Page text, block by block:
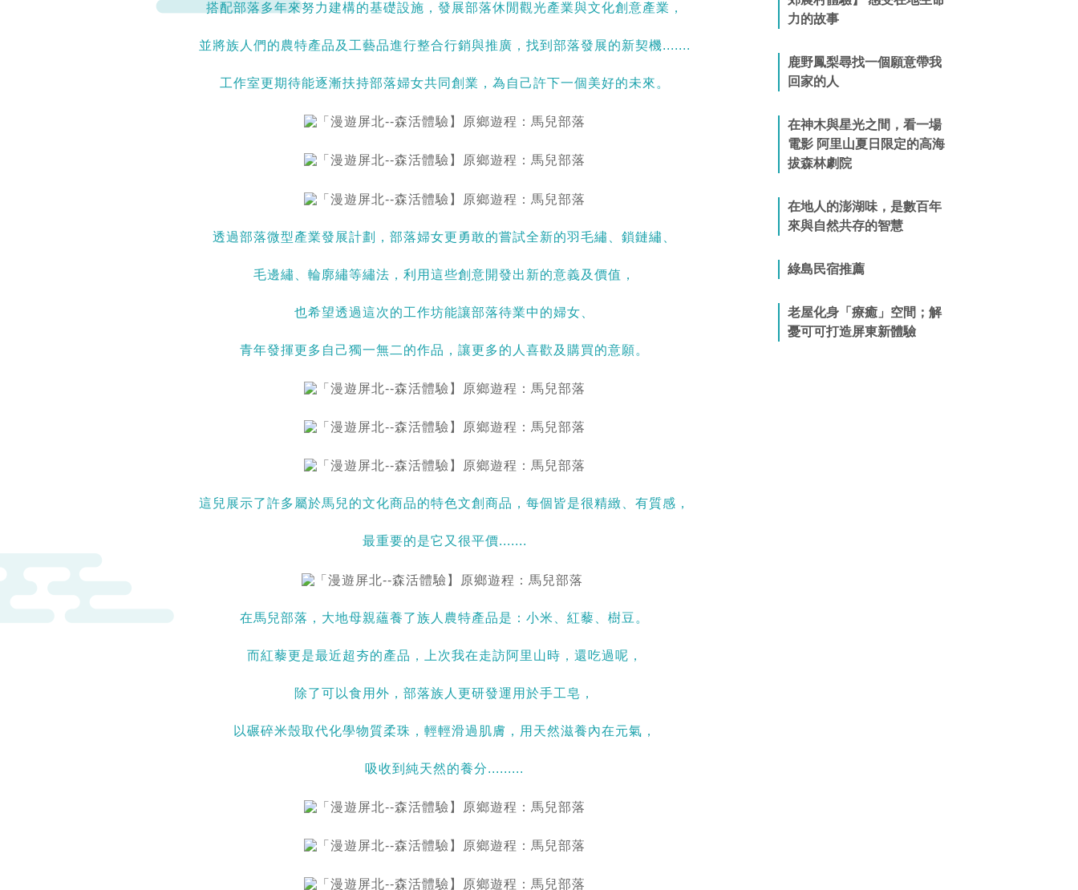
搭配部落多年來努力建構的基礎設施，發展部落休閒觀光產業與文化創意產業，
並將族人們的農特產品及工藝品進行整合行銷與推廣，找到部落發展的新契機.......
工作室更期待能逐漸扶持部落婦女共同創業，為自己許下一個美好的未來。
透過部落微型產業發展計劃，部落婦女更勇敢的嘗試全新的羽毛繡、鎖鏈繡、
毛邊繡、輪廓繡等繡法，利用這些創意開發出新的意義及價值，
也希望透過這次的工作坊能讓部落待業中的婦女、
青年發揮更多自己獨一無二的作品，讓更多的人喜歡及購買的意願。
這兒展示了許多屬於馬兒的文化商品的特色文創商品，每個皆是很精緻、有質感，
最重要的是它又很平價.......
在馬兒部落，大地母親蘊養了族人農特產品是：小米、紅藜、樹豆。
而紅藜更是最近超夯的產品，上次我在走訪阿里山時，還吃過呢，
除了可以食用外，部落族人更研發運用於手工皂，
以碾碎米殼取代化學物質柔珠，輕輕滑過肌膚，用天然滋養內在元氣，
吸收到純天然的養分.........
力的故事
鹿野鳳梨尋找一個願意帶我
回家的人
在神木與星光之間，看一場
電影 阿里山夏日限定的高海
拔森林劇院
在地人的澎湖味，是數百年
來與自然共存的智慧
綠島民宿推薦
老屋化身「療癒」空間；解
憂可可打造屏東新體驗